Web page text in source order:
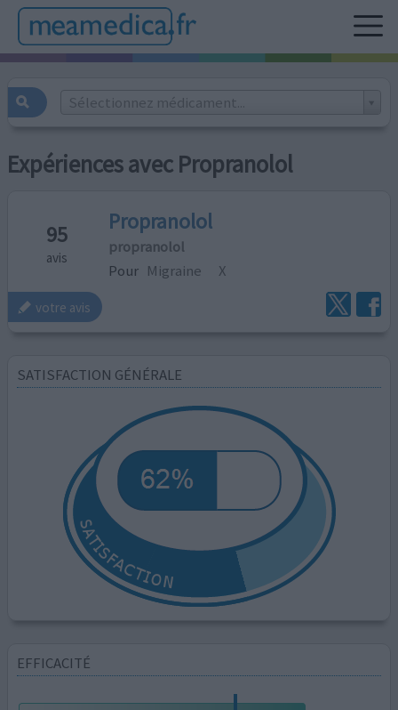
Sélectionnez médicament...
Expériences avec Propranolol
95
avis
Propranolol
propranolol
Pour Migraine X
votre avis
SATISFACTION GÉNÉRALE
EFFICACITÉ